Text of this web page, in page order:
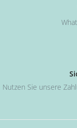
Nutzen Sie unsere